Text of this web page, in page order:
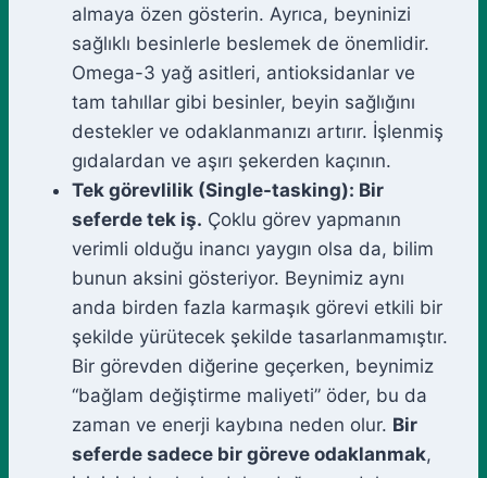
almaya özen gösterin. Ayrıca, beyninizi
sağlıklı besinlerle beslemek de önemlidir.
Omega-3 yağ asitleri, antioksidanlar ve
tam tahıllar gibi besinler, beyin sağlığını
destekler ve odaklanmanızı artırır. İşlenmiş
gıdalardan ve aşırı şekerden kaçının.
Tek görevlilik (Single-tasking): Bir
seferde tek iş. Çoklu görev yapmanın
verimli olduğu inancı yaygın olsa da, bilim
bunun aksini gösteriyor. Beynimiz aynı
anda birden fazla karmaşık görevi etkili bir
şekilde yürütecek şekilde tasarlanmamıştır.
Bir görevden diğerine geçerken, beynimiz
“bağlam değiştirme maliyeti” öder, bu da
zaman ve enerji kaybına neden olur. Bir
seferde sadece bir göreve odaklanmak,